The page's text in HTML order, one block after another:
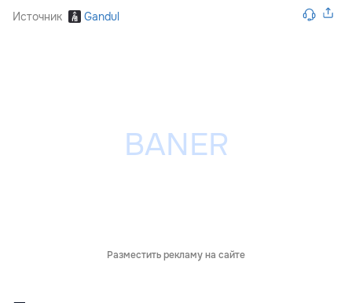
Источник Gandul
Разместить рекламу на сайте